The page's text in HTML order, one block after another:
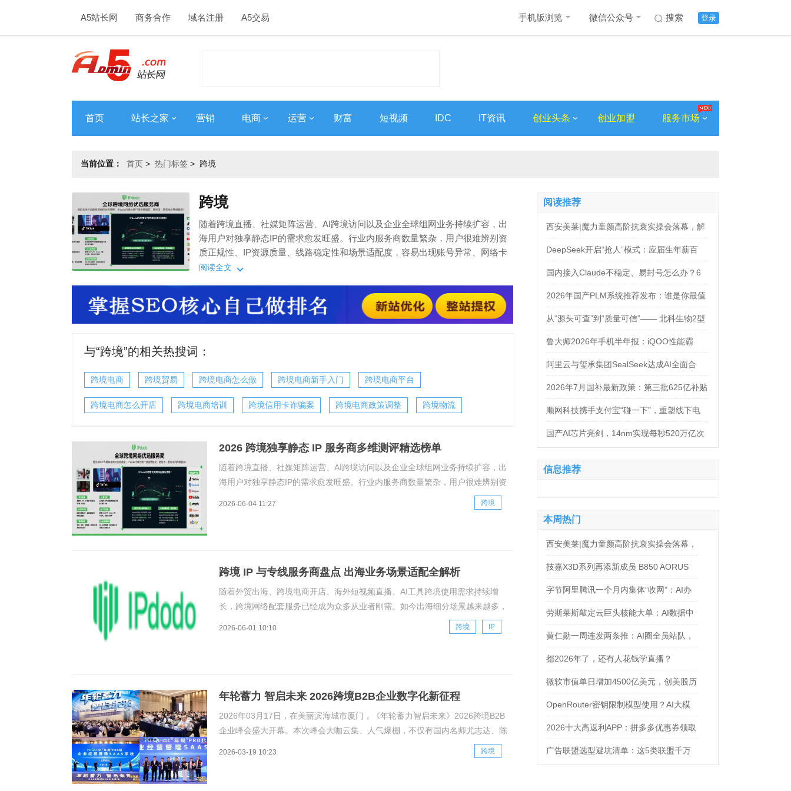
A5站长网 商务合作 域名注册 A5交易 登录
搜索
手机版浏览 微信公众号
首页 站长之家 营销 电商 运营 财富 短视频 IDC IT资讯 创业头条 创业加盟 服务市场
当前位置： 首页 > 热门标签 > 跨境
跨境
随着跨境直播、社媒矩阵运营、AI跨境访问以及企业全球组网业务持续扩容，出
海用户对独享静态IP的需求愈发旺盛。行业内服务商数量繁杂，用户很难辨别资
质正规性、IP资源质量、线路稳定性和场景适配度，容易出现账号异常、网络卡
顿、售后无保障等问题。本次测评依托合规资质、全球IP资源布局、线路运维能
务商测评榜单，为各类出海用户提供客观选型
阅读全文
与“跨境”的相关热搜词：
跨境电商 跨境贸易 跨境电商怎么做 跨境电商新手入门 跨境电商平台
跨境电商怎么开店 跨境电商培训 跨境信用卡诈骗案 跨境电商政策调整 跨境物流
2026 跨境独享静态 IP 服务商多维测评精选榜单
随着跨境直播、社媒矩阵运营、AI跨境访问以及企业全球组网业务持续扩容，出
海用户对独享静态IP的需求愈发旺盛。行业内服务商数量繁杂，用户很难辨别资
质正规性、IP资源质量、线路稳定性和场景适配度，容易出现账号异常、网络卡
顿、售后无保障等问题。本次测评依托合规资质、全球IP资源布局、线路运维能
2026-06-04 11:27 跨境
跨境 IP 与专线服务商盘点 出海业务场景适配全解析
随着外贸出海、跨境电商开店、海外短视频直播、AI工具跨境使用需求持续增
长，跨境网络配套服务已经成为众多从业者刚需。如今出海细分场景越来越多，
社媒矩阵运营、跨境店铺打理、企业异地办公、海外数据采集等，都对网络线
路、IP纯净度、合规资质以及运行延迟有着实打实的要求。市面上跨境网络相关
2026-06-01 10:10 跨境 IP
年轮蓄力 智启未来 2026跨境B2B企业数字化新征程
2026年03月17日，在美丽滨海城市厦门，《年轮蓄力智启未来》2026跨境B2B
企业峰会盛大开幕。本次峰会大咖云集、人气爆棚，不仅有国内名师尤志达、陈
赫铭赋能分享，还同期见证香港国际数字商业研究院《跨境商业与企业管理》
（CBM）二期开学典礼及HIQUICK企业经营管理SAAS系统全新上线的精彩瞬间
2026-03-19 10:23 跨境
阅读推荐
西安美莱|魔力童颜高阶抗衰实操会落幕，解
锁自然年轻新姿态
DeepSeek开启“抢人”模式：应届生年薪百
万，法务岗高达160万！
国内接入Claude不稳定、易封号怎么办？6
大AI中转服务API接入对比
2026年国产PLM系统推荐发布：谁是你最值
得信赖的合作伙伴？
从“源头可查”到“质量可信”—— 北科生物2型
糖尿病项目如何实现“药品级质控”
鲁大师2026年手机半年报：iQOO性能霸
榜，天玑9500统治延续，OPPO蝉联流畅双
榜冠军
阿里云与玺承集团SealSeek达成AI全面合
作，共建电商AI新生态
2026年7月国补最新政策：第三批625亿补贴
正式落地！京东手机家电空调电脑各品类国
补怎么领？学生专属优惠补贴领取攻略来
顺网科技携手支付宝“碰一下”，重塑线下电
竞新体验
国产AI芯片亮剑，14nm实现每秒520万亿次
信息推荐
本周热门
西安美莱|魔力童颜高阶抗衰实操会落幕，
解锁自然年轻新姿态
技嘉X3D系列再添新成员 B850 AORUS
ELITE X3D主板强化性能体验
字节阿里腾讯一个月内集体“收网”：AI办
公入口争夺战正式打响
劳斯莱斯敲定云巨头核能大单：AI数据中
心太耗电，核电站都来救场了
黄仁勋一周连发两条推：AI圈全员站队，
只有Anthropic在当“孤勇者”
都2026年了，还有人花钱学直播？
微软市值单日增加4500亿美元，创美股历
史之最
OpenRouter密钥限制模型使用？AI大模
型API中转站推荐：非线智能API让
Gemini/DeepSeek调用更安全
2026十大高返利APP：拼多多优惠券领取
攻略
广告联盟选型避坑清单：这5类联盟千万